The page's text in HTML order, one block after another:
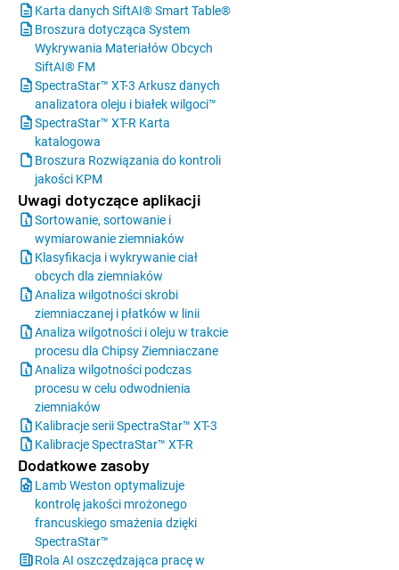
Karta danych SiftAI® Smart Table®
Broszura dotycząca System
Wykrywania Materiałów Obcych
SiftAI® FM
SpectraStar™ XT-3 Arkusz danych
analizatora oleju i białek wilgoci™
SpectraStar™ XT-R Karta
katalogowa
Broszura Rozwiązania do kontroli
jakości KPM
Uwagi dotyczące aplikacji
Sortowanie, sortowanie i
wymiarowanie ziemniaków
Klasyfikacja i wykrywanie ciał
obcych dla ziemniaków
Analiza wilgotności skrobi
ziemniaczanej i płatków w linii
Analiza wilgotności i oleju w trakcie
procesu dla Chipsy Ziemniaczane
Analiza wilgotności podczas
procesu w celu odwodnienia
ziemniaków
Kalibracje serii SpectraStar™ XT-3
Kalibracje SpectraStar™ XT-R
Dodatkowe zasoby
Lamb Weston optymalizuje
kontrolę jakości mrożonego
francuskiego smażenia dzięki
SpectraStar™
Rola AI oszczędzająca pracę w